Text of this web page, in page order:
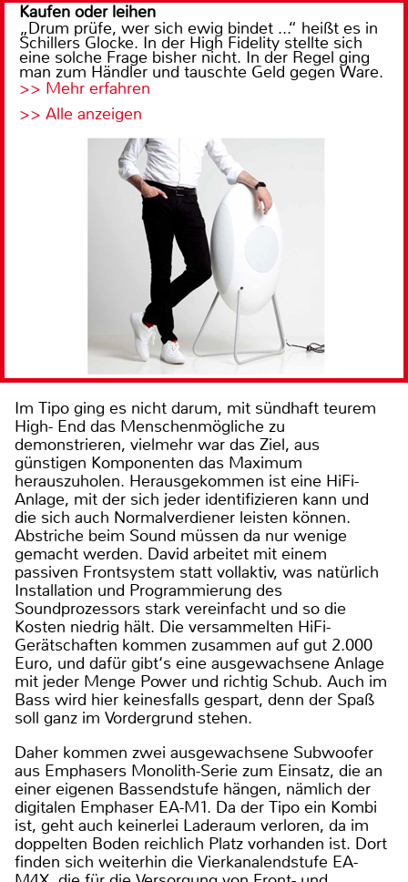
Kaufen oder leihen
„Drum prüfe, wer sich ewig bindet ...“ heißt es in
Schillers Glocke. In der High Fidelity stellte sich
eine solche Frage bisher nicht. In der Regel ging
man zum Händler und tauschte Geld gegen Ware.
>> Mehr erfahren
>> Alle anzeigen
Im Tipo ging es nicht darum, mit sündhaft teurem
High- End das Menschenmögliche zu
demonstrieren, vielmehr war das Ziel, aus
günstigen Komponenten das Maximum
herauszuholen. Herausgekommen ist eine HiFi-
Anlage, mit der sich jeder identifizieren kann und
die sich auch Normalverdiener leisten können.
Abstriche beim Sound müssen da nur wenige
gemacht werden. David arbeitet mit einem
passiven Frontsystem statt vollaktiv, was natürlich
Installation und Programmierung des
Soundprozessors stark vereinfacht und so die
Kosten niedrig hält. Die versammelten HiFi-
Gerätschaften kommen zusammen auf gut 2.000
Euro, und dafür gibt‘s eine ausgewachsene Anlage
mit jeder Menge Power und richtig Schub. Auch im
Bass wird hier keinesfalls gespart, denn der Spaß
soll ganz im Vordergrund stehen.
Daher kommen zwei ausgewachsene Subwoofer
aus Emphasers Monolith-Serie zum Einsatz, die an
einer eigenen Bassendstufe hängen, nämlich der
digitalen Emphaser EA-M1. Da der Tipo ein Kombi
ist, geht auch keinerlei Laderaum verloren, da im
doppelten Boden reichlich Platz vorhanden ist. Dort
finden sich weiterhin die Vierkanalendstufe EA-